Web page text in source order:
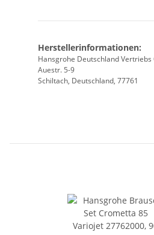
Herstellerinformationen:
Hansgrohe Deutschland Vertriebs
Auestr. 5-9
Schiltach, Deutschland, 77761